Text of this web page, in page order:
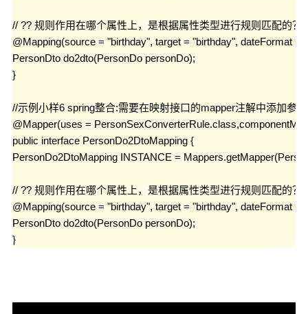
// ?? 规则作用在哪个属性上，是根据属性类型进行规则匹配的？
@Mapping(source = "birthday", target = "birthday", dateFormat
PersonDto do2dto(PersonDo personDo);
}
//示例小样6 spring整合:需要在映射接口的mapper注解中添加参
@Mapper(uses =
public interface PersonDo2DtoMapping {
PersonDo2DtoMapping INSTANCE =
// ?? 规则作用在哪个属性上，是根据属性类型进行规则匹配的？
@Mapping(source = "birthday", target = "birthday", dateFormat
PersonDto do2dto(PersonDo personDo);
}